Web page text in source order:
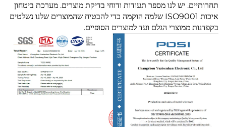
תחרותיים. יש לנו מספר תעודות ודוחי בדיקת מוצרים. מערכת ביטחון
איכות ISO9001 שלמה הוקמה כדי להבטיח שהמוצרים שלנו נשלטים
בקפדנות ממוצרי הגלם ועד למוצרים הסופיים.